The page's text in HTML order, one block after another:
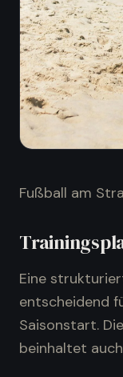
Fußball am
Eine
entscheidend
Saisonstart.
beinhaltet